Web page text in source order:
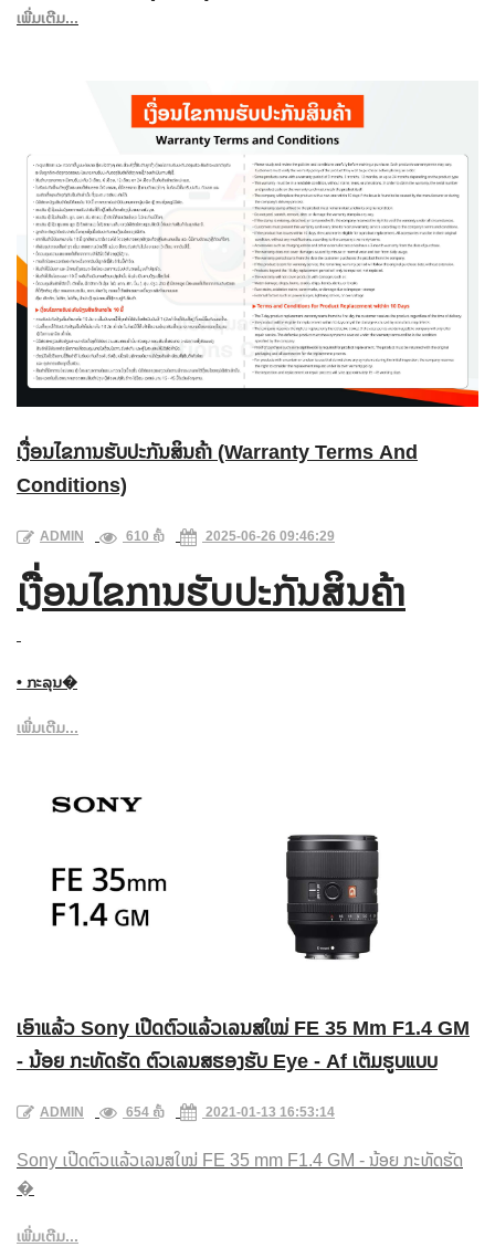
ເພີ່ມເຕີມ...
ເງື່ອນໄຂການຮັບປະກັນສິນຄ້າ (Warranty Terms And
Conditions)
ADMIN 610 ຄັ້ງ 2025-06-26 09:46:29
ເງື່ອນໄຂການຮັບປະກັນສິນຄ້າ
• ກະລຸນ�
ເພີ່ມເຕີມ...
ເອົາແລ້ວ Sony ເປີດຕົວແລ້ວເລນສໃໝ່ FE 35 Mm F1.4 GM
- ນ້ອຍ ກະທັດຮັດ ຕົວເລນສຮອງຮັບ Eye - Af ເຕັມຮູບແບບ
ADMIN 654 ຄັ້ງ 2021-01-13 16:53:14
Sony ເປີດຕົວແລ້ວເລນສໃໝ່ FE 35 mm F1.4 GM - ນ້ອຍ ກະທັດຮັດ
�
ເພີ່ມເຕີມ...